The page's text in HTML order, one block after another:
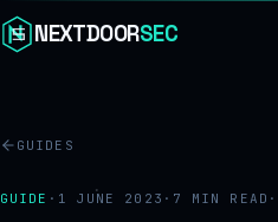
Skip to content
NEXTDOORSEC
GUIDES
GUIDE · 1 JUNE 2023 · 7 MIN READ ·